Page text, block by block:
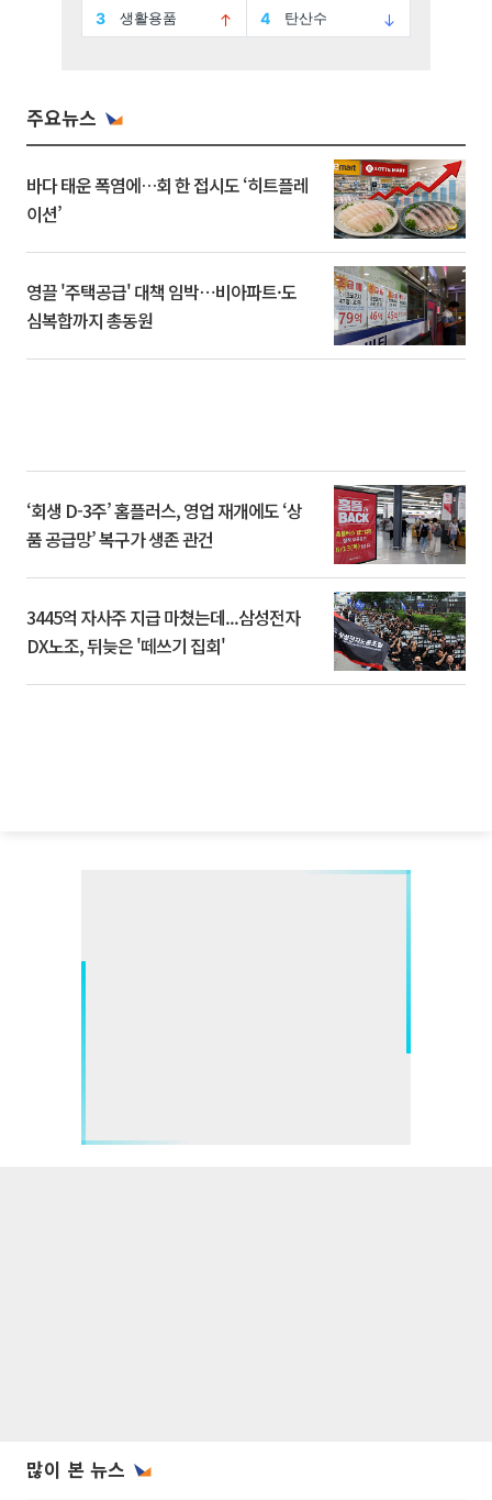
주요뉴스
바다 태운 폭염에…회 한 접시도 ‘히트플레
이션’
영끌 '주택공급' 대책 임박⋯비아파트·도
심복합까지 총동원
‘회생 D-3주’ 홈플러스, 영업 재개에도 ‘상
품 공급망’ 복구가 생존 관건
3445억 자사주 지급 마쳤는데...삼성전자
DX노조, 뒤늦은 '떼쓰기 집회'
많이 본 뉴스